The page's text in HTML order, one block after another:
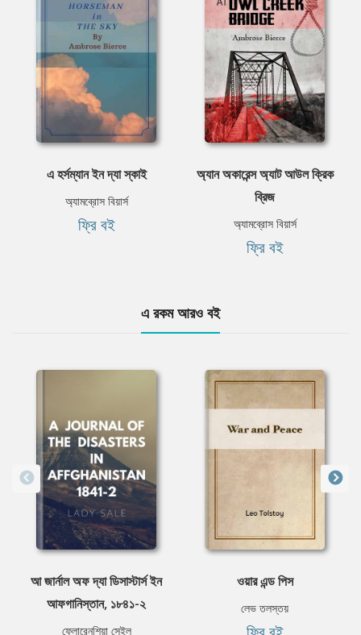
এ হর্সম্যান ইন দ্যা স্কাই
অ্যামব্রোস বিয়ার্স
ফ্রি বই
অ্যান অকারেন্স অ্যাট আউল ক্রিক
ব্রিজ
অ্যামব্রোস বিয়ার্স
ফ্রি বই
এ রকম আরও বই
আ জার্নাল অফ দ্যা ডিসাস্টার্স ইন
আফগানিস্তান, ১৮৪১-২
ফ্লোরেনশিয়া সেইল
ওয়ার এন্ড পিস
লেভ তলস্তয়